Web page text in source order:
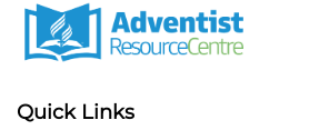
Quick Links